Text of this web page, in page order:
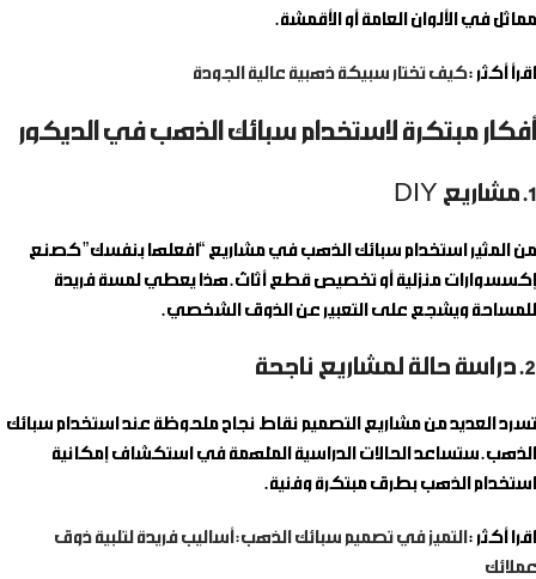
مماثل في الألوان العامة أو الأقمشة.
اقرأ أكثر :كيف تختار سبيكة ذهبية عالية الجودة
أفكار مبتكرة لاستخدام سبائك الذهب في الديكور
1. مشاريع DIY
من المثير استخدام سبائك الذهب في مشاريع “افعلها بنفسك” كصنع
إكسسوارات منزلية أو تخصيص قطع أثاث. هذا يعطي لمسة فريدة
للمساحة ويشجع على التعبير عن الذوق الشخصي.
2. دراسة حالة لمشاريع ناجحة
تسرد العديد من مشاريع التصميم نقاط نجاح ملحوظة عند استخدام سبائك
الذهب. ستساعد الحالات الدراسية المُلهمة في استكشاف إمكانية
استخدام الذهب بطرق مبتكرة وفنية.
اقرا أكثر : التميز في تصميم سبائك الذهب: أساليب فريدة لتلبية ذوق
عملائك